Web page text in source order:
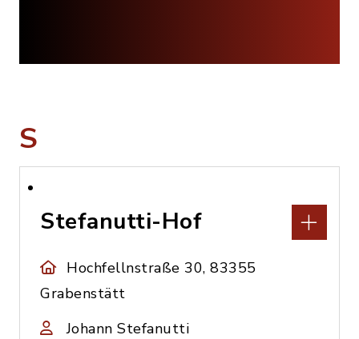
S
Stefanutti-Hof
Hochfellnstraße 30, 83355
Grabenstätt
Johann Stefanutti